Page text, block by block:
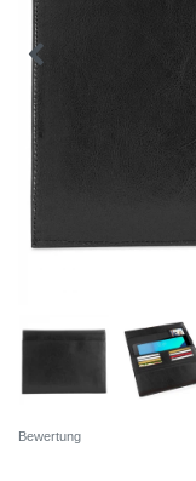
Bewertung